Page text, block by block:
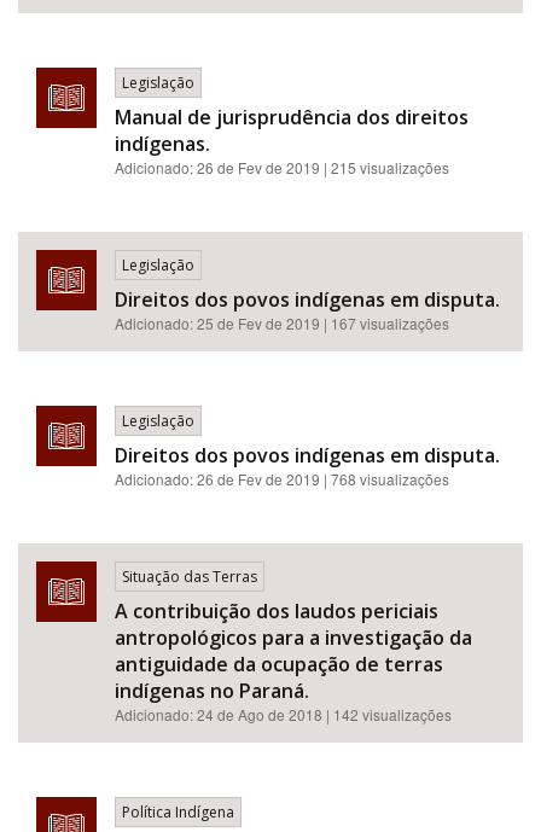
Legislação
Manual de jurisprudência dos direitos
indígenas.
Adicionado:26 de Fev de 2019 | 215 visualizações
Legislação
Direitos dos povos indígenas em disputa.
Adicionado:25 de Fev de 2019 | 167 visualizações
Legislação
Direitos dos povos indígenas em disputa.
Adicionado:26 de Fev de 2019 | 768 visualizações
Situação das Terras
A contribuição dos laudos periciais
antropológicos para a investigação da
antiguidade da ocupação de terras
indígenas no Paraná.
Adicionado:24 de Ago de 2018 | 142 visualizações
Política Indígena